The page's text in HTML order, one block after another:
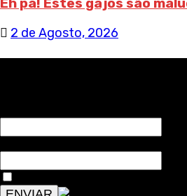
2 de Agosto, 2026